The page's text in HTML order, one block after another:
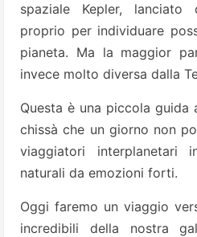
spaziale Kepler,
proprio per individuare
pianeta. Ma la maggior
invece molto diversa dalla
Questa è una piccola guida
chissà che un giorno non
viaggiatori interplanetari
naturali da emozioni forti.
Oggi faremo un viaggio
incredibili della nostra